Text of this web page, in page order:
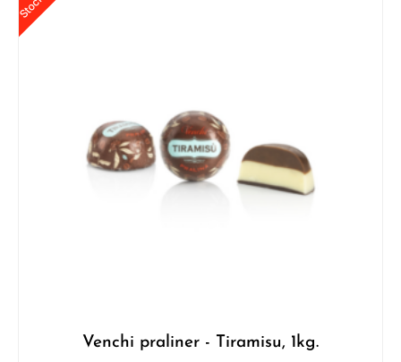
Venchi praliner - Tiramisu, 1kg.